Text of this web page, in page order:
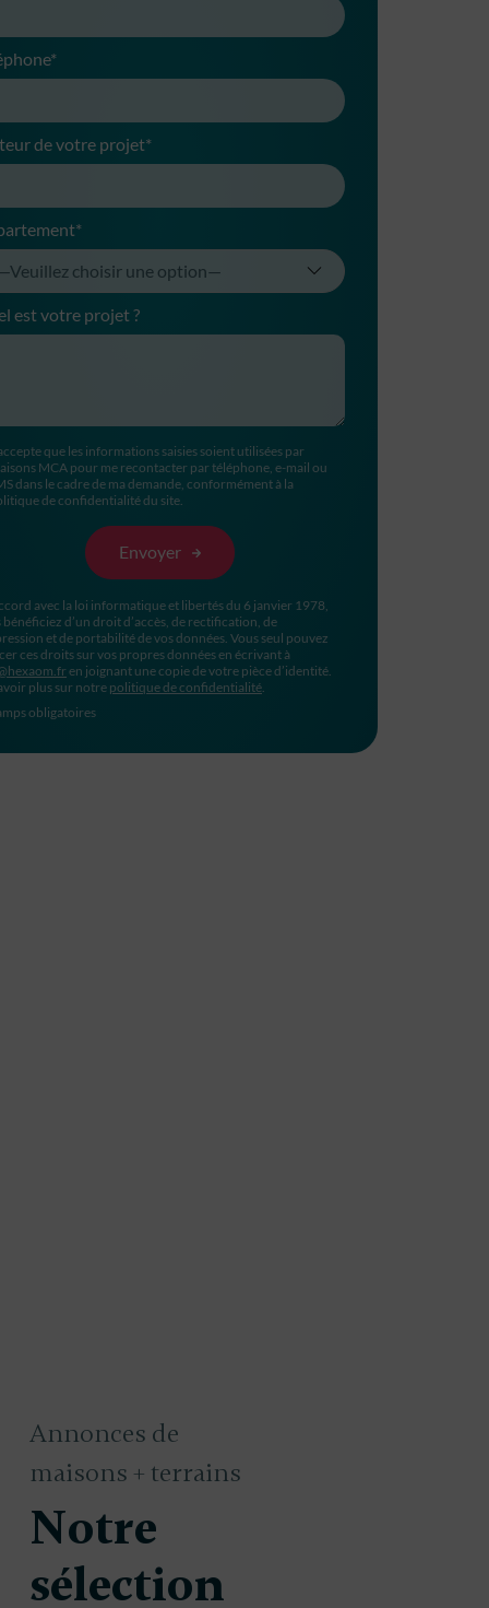
de votre projet*
est votre projet ?
que les informations saisies soient utilisées par
MCA pour me recontacter par téléphone, e-mail ou
dans le cadre de ma demande, conformément à la
de confidentialité du site.
avec la loi informatique et libertés du 6 janvier 1978,
bénéficiez d’un droit d’accès, de rectification, de
et de portabilité de vos données. Vous seul pouvez
ces droits sur vos propres données en écrivant à
en joignant une copie de votre pièce d’identité.
plus sur notre politique de confidentialité
obligatoires
Annonces de
maisons + terrains
Notre
sélection